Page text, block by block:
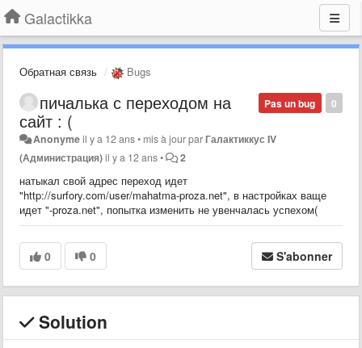
Galactikka
Обратная связь Bugs
0
Pas un bug
пичалька с переходом на
сайт : (
Anonymeil y a 12 ans• mis à jour parГалактиккус IV
(Администрация)il y a 12 ans• 2
натыкал свой адрес переход идет
"http://surfory.com/user/mahatma-proza.net", в настройках ваще
идет "-proza.net", попытка изменить не увенчалась успехом(
0 0 S'abonner
Solution